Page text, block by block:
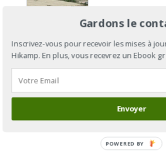
Aragonés
: du Col
du
Puente-la-
Reina
Gardons le
Inscrivez-vous pour recevoir les mises à
Hikamp. En plus, vous recevrez un Ebook
Envoyer
POWERED BY